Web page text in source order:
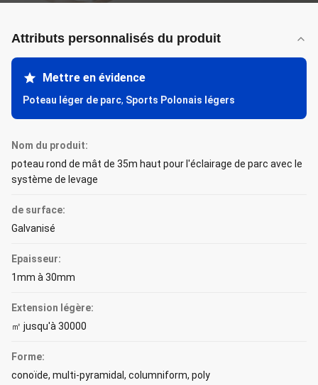
Attributs personnalisés du produit
Mettre en évidence
Poteau léger de parc, Sports Polonais légers
Nom du produit:
poteau rond de mât de 35m haut pour l'éclairage de parc avec le
système de levage
de surface:
Galvanisé
Epaisseur:
1mm à 30mm
Extension légère:
㎡ jusqu'à 30000
Forme:
conoïde, multi-pyramidal, columniform, poly